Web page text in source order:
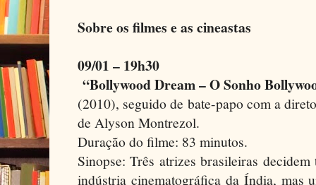
Sobre os filmes e as cineastas
09/01 – 19h30
“Bollywood Dream – O Sonho
(2010), seguido de bate-papo com a
de Alyson Montrezol.
Duração do filme: 83 minutos.
Sinopse: Três atrizes brasileiras
indústria cinematográfica da Índia, mas